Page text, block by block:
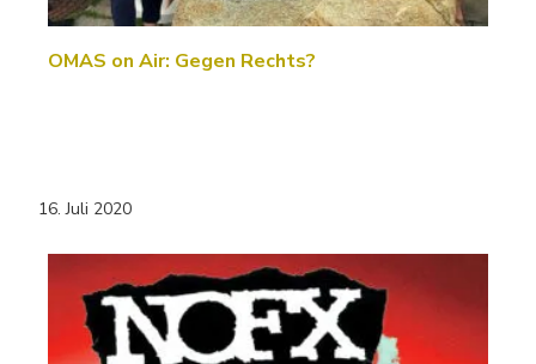
OMAS on Air: Gegen Rechts?
16. Juli 2020